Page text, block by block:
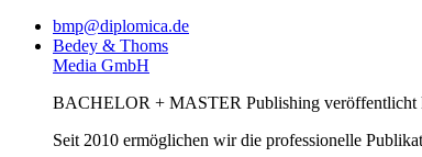
bmp@diplomica.de
Bedey & Thoms
Media GmbH
BACHELOR + MASTER Publishing veröffentlicht
Seit 2010 ermöglichen wir die professionelle